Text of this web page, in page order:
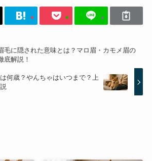
毛に隠された意味とは？マロ眉・カモメ眉の
底解説！
何歳？やんちゃはいつまで？上